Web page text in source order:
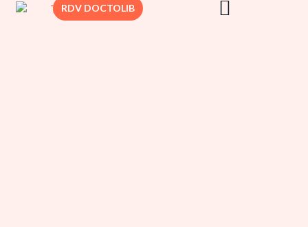
RDV DOCTOLIB